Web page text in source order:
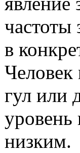
частоты
в
гул или
уровень
низким.